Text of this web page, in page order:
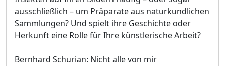
ausschließlich – um Präparate aus naturkundlichen
Sammlungen? Und spielt ihre Geschichte oder
Herkunft eine Rolle für Ihre künstlerische Arbeit?
Bernhard Schurian: Nicht alle von mir